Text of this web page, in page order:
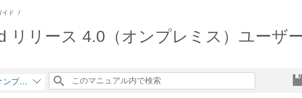
イド
リリース 4.0（オンプレミス）ユーザ
ンプレミス）ユーザーガイド